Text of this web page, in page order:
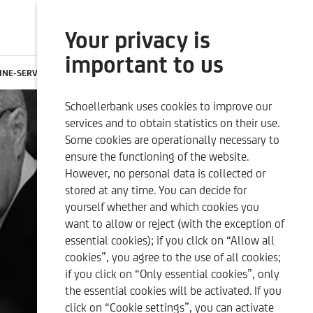
SEARCH ONLINE BANKING
SUSTAINABILITY-RELATED
DISCLOSURES
OUR QUALITY CRITERIA
SERVICES CONTACTS CAREER
Your privacy is
important to us
Schoellerbank uses cookies to improve our
services and to obtain statistics on their use.
Some cookies are operationally necessary to
ensure the functioning of the website.
However, no personal data is collected or
stored at any time. You can decide for
yourself whether and which cookies you
want to allow or reject (with the exception of
essential cookies); if you click on “Allow all
cookies”, you agree to the use of all cookies;
if you click on “Only essential cookies”, only
the essential cookies will be activated. If you
click on “Cookie settings”, you can activate